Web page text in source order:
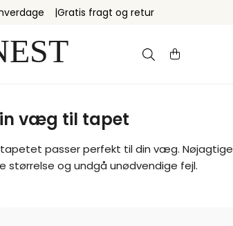
Gratis fragt og retur
væg til tapet
passer perfekt til din væg. Nøjagtige
og undgå unødvendige fejl.